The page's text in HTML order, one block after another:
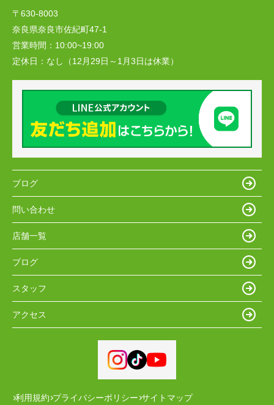
〒630-8003
奈良県奈良市佐紀町47-1
営業時間： 10:00~19:00
定休日： なし（12月29日～1月3日は休業）
ブログ
問い合わせ
店舗一覧
ブログ
スタッフ
アクセス
利用規約 プライバシーポリシー サイトマップ